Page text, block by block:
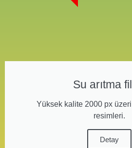
Su arıtma
Yüksek kalite 2000 px üzeri
resimleri.
Detay